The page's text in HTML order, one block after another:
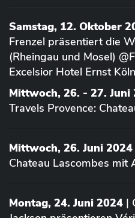
Samstag, 12. Oktober
Frenzel präsentiert die
(Rheingau und Mosel)
Excelsior Hotel Ernst Köln
Mittwoch, 26. - 27. Juni
Travels Provence:
Mittwoch, 26. Juni 2024
Chateau Lascombes mit
Montag, 24. Juni 2024 |